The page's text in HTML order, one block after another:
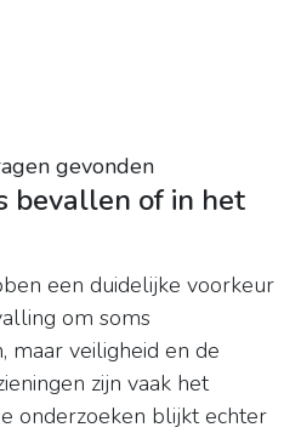
gevonden
bevallen of in het
een duidelijke voorkeur
om soms
maar veiligheid en de
zijn vaak het
onderzoeken blijkt echter